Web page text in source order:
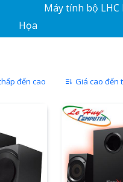
Máy tính bộ LHC
Họa
đến cao Giá cao đến